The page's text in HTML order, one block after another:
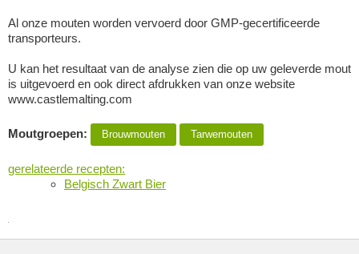
Al onze mouten worden vervoerd door GMP-gecertificeerde
transporteurs.
U kan het resultaat van de analyse zien die op uw geleverde mout
is uitgevoerd en ook direct afdrukken van onze website
www.castlemalting.com
Moutgroepen: Brouwmouten Tarwemouten
gerelateerde recepten:
Belgisch Zwart Bier